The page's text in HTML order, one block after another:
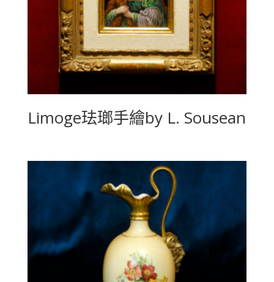
Limoge珐瑯手繪by L. Sousean